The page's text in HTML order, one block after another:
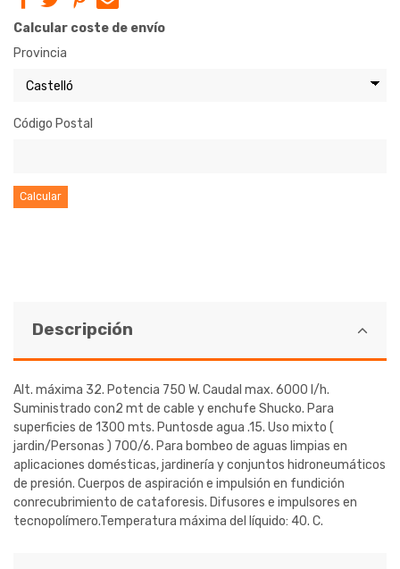
Calcular coste de envío
Provincia
Código Postal
Calcular
Descripción
Alt. máxima 32. Potencia 750 W. Caudal max. 6000 l/h.
Suministrado con2 mt de cable y enchufe Shucko. Para
superficies de 1300 mts. Puntosde agua .15. Uso mixto (
jardin/Personas ) 700/6. Para bombeo de aguas limpias en
aplicaciones domésticas, jardinería y conjuntos hidroneumáticos
de presión. Cuerpos de aspiración e impulsión en fundición
conrecubrimiento de cataforesis. Difusores e impulsores en
tecnopolímero.Temperatura máxima del líquido: 40. C.